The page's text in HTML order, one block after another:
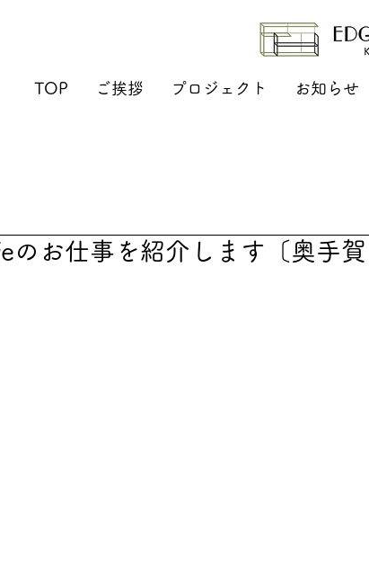
TOP ご挨拶 プロジェクト お知らせ
のお仕事を紹介します〔奥手賀